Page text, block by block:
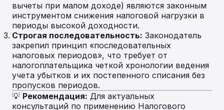
вычеты при малом доходе) являются законным
инструментом снижения налоговой нагрузки в
периоды высокой доходности.
Строгая последовательность: Законодатель
закрепил принцип «последовательных
налоговых периодов», что требует от
налогоплательщика четкой хронологии ведения
учета убытков и их постепенного списания без
пропусков периодов.
💡 Рекомендация: Для актуальных
консультаций по применению Налогового